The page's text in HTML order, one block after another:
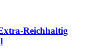
​Reichhaltig